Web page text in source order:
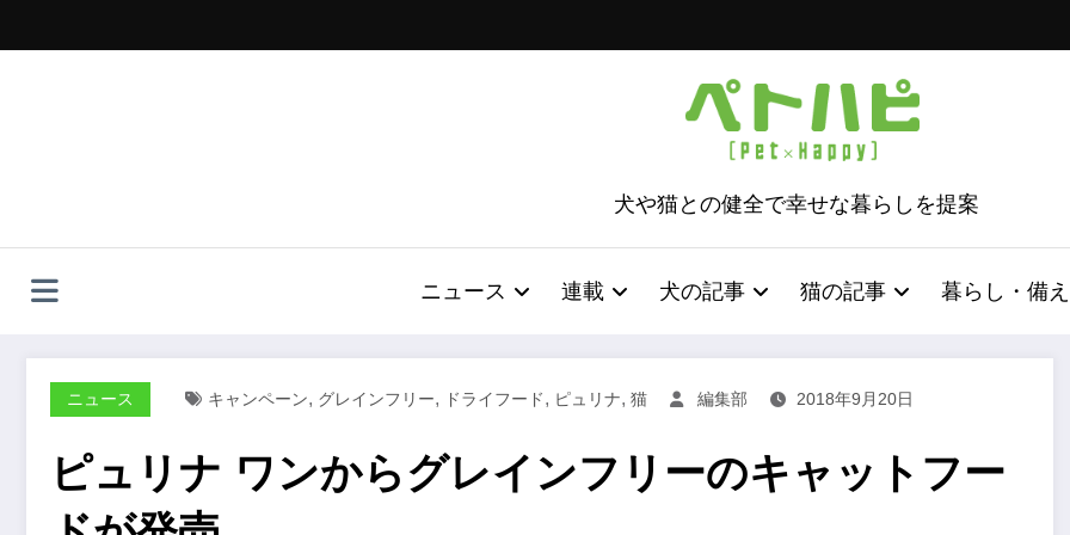
ッ
犬や猫との健全で幸せな暮らしを提案
ニュース 連載 犬の記事 猫の記事 暮らし・備え
ニュース キャンペーン, グレインフリー, ドライフード, ピュリナ, 猫 編集部 2018年9月20日
ピュリナ ワンからグレインフリーのキャットフー